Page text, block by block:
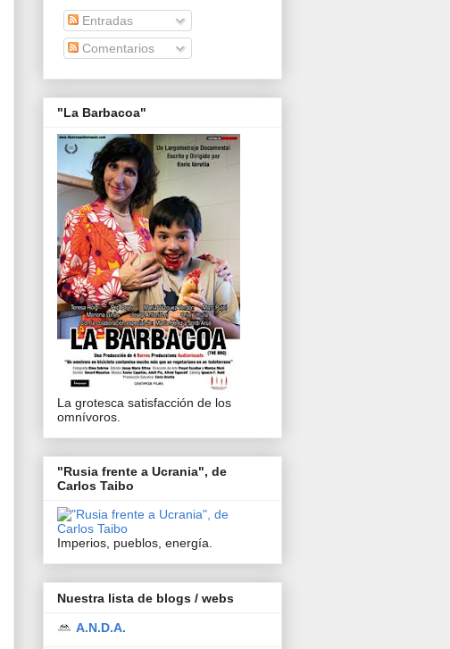
Entradas
Comentarios
"La Barbacoa"
La grotesca satisfacción de los
omnívoros.
"Rusia frente a Ucrania", de
Carlos Taibo
Imperios, pueblos, energía.
Nuestra lista de blogs / webs
A.N.D.A.